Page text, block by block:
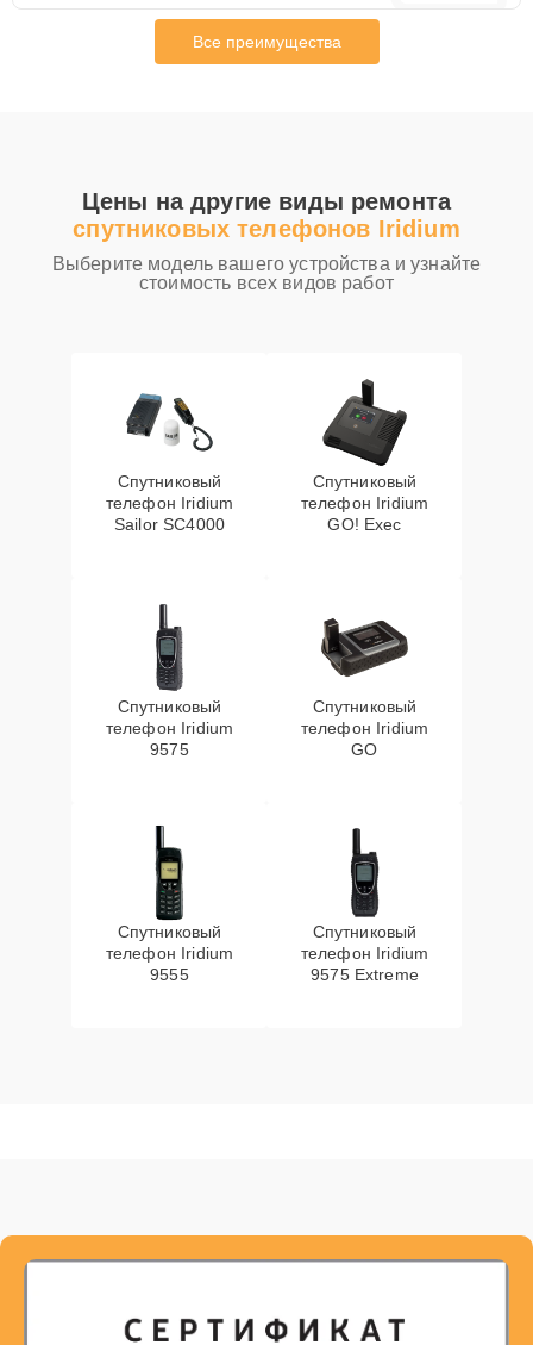
Все преимущества
Цены на другие виды ремонта
спутниковых телефонов Iridium
Выберите модель вашего устройства и узнайте
стоимость всех видов работ
Спутниковый
телефон Iridium
Sailor SC4000
Спутниковый
телефон Iridium
GO! Exec
Спутниковый
телефон Iridium
9575
Спутниковый
телефон Iridium
GO
Спутниковый
телефон Iridium
9555
Спутниковый
телефон Iridium
9575 Extreme